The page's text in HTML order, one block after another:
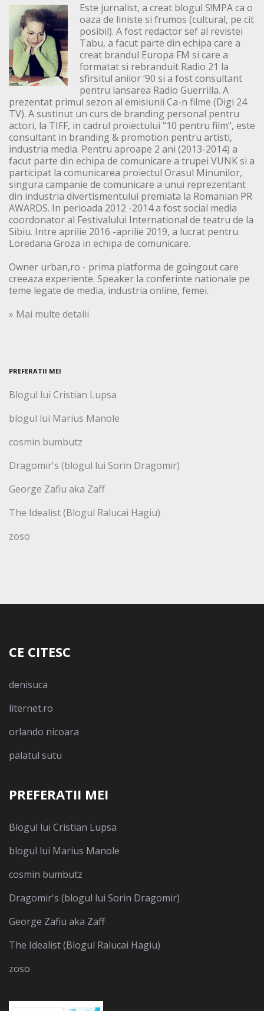
Este jurnalist, a creat blogul S!MPA ca o
oaza de liniste si frumos (cultural, pe cit
posibil). A fost redactor sef al revistei
Tabu, a facut parte din echipa care a
creat brandul Europa FM si care a
formatat si rebranduit Radio 21 la
sfirsitul anilor ‘90 si a fost consultant
pentru lansarea Radio Guerrilla. A
prezentat primul sezon al emisiunii Ca-n filme (Digi 24
TV). A sustinut un curs de branding personal pentru
actori, la TIFF, in cadrul proiectului "10 pentru film", este
consultant in branding & promotion pentru artisti,
industria media. Pentru aproape 2 ani (2013-2014) a
facut parte din echipa de comunicare a trupei VUNK si a
participat la comunicarea proiectul Orasul Minunilor,
singura campanie de comunicare a unui reprezentant
din industria divertismentului premiata la Romanian PR
AWARDS. In perioada 2012 -2014 a fost social media
coordonator al Festivalului International de teatru de la
Sibiu. Intre aprilie 2016 -aprilie 2019, a lucrat pentru
Loredana Groza in echipa de comunicare.
Owner urban,ro - prima platforma de goingout care
creeaza experiente. Speaker la conferinte nationale pe
teme legate de media, industria online, femei.
» Mai multe detalii
PREFERATII MEI
Blogul lui Cristian Lupsa
blogul lui Marius Manole
cosmin bumbutz
Dragomir's (blogul lui Sorin Dragomir)
George Zafiu aka Zaff
The Idealist (Blogul Ralucai Hagiu)
zoso
CE CITESC
denisuca
liternet.ro
orlando nicoara
palatul sutu
PREFERATII MEI
Blogul lui Cristian Lupsa
blogul lui Marius Manole
cosmin bumbutz
Dragomir's (blogul lui Sorin Dragomir)
George Zafiu aka Zaff
The Idealist (Blogul Ralucai Hagiu)
zoso